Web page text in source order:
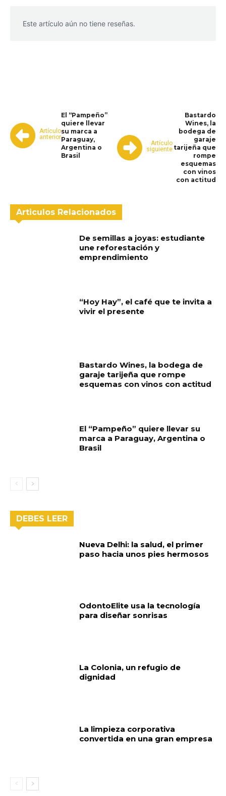
Este artículo aún no tiene reseñas.
Artículo
anterior
El “Pampeño”
quiere llevar
su marca a
Paraguay,
Argentina o
Brasil
Artículo
siguiente
Bastardo
Wines, la
bodega de
garaje
tarijeña que
rompe
esquemas
con vinos
con actitud
Articulos Relacionados
De semillas a joyas: estudiante
une reforestación y
emprendimiento
“Hoy Hay”, el café que te invita a
vivir el presente
Bastardo Wines, la bodega de
garaje tarijeña que rompe
esquemas con vinos con actitud
El “Pampeño” quiere llevar su
marca a Paraguay, Argentina o
Brasil
DEBES LEER
Nueva Delhi: la salud, el primer
paso hacia unos pies hermosos
OdontoElite usa la tecnología
para diseñar sonrisas
La Colonia, un refugio de
dignidad
La limpieza corporativa
convertida en una gran empresa